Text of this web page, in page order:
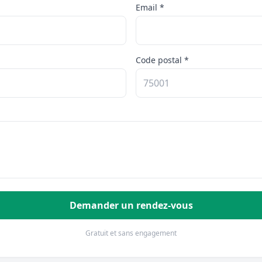
Email *
Code postal *
Demander un rendez-vous
Gratuit et sans engagement